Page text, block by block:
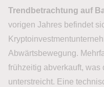
Trendbetrachtung auf
vorigen Jahres befindet
Abwärtsbewegung.
frühzeitig abverkauft, was
unterstreicht. Eine